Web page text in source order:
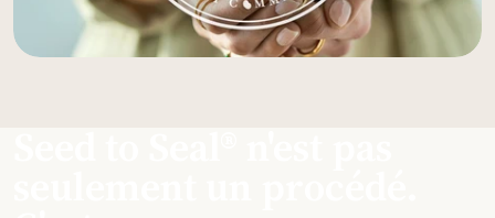
Seed to Seal® n'est pas